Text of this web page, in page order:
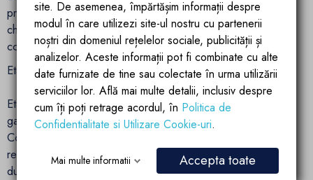
preaplin, acest model se adapteaza usor diferitelor tipuri de
chiuvete, oferind flexibilitate in proiectare si instalare, fara
compromisuri in functionalitate.
Etansare din silicon si constructie din alama
Etansarea este realizata cu silicon de inalta calitate,
garantand o inchidere ermetica si prevenind scurgerile.
Corpul complet din alama sanitara ofera durabilitate ridicata,
rezistenta la coroziune si mentine aspectul impecabil chiar si
dupa utilizari intense.
site. De asemenea, împărtășim informații despre
modul în care utilizezi site-ul nostru cu partenerii
noștri din domeniul rețelelor sociale, publicității și
analizelor. Aceste informații pot fi combinate cu alte
date furnizate de tine sau colectate în urma utilizării
serviciilor lor. Află mai multe detalii, inclusiv despre
cum îți poți retrage acordul, în Politica de
Confidentialitate si Utilizare Cookie-uri.
Mai multe informatii Accepta toate